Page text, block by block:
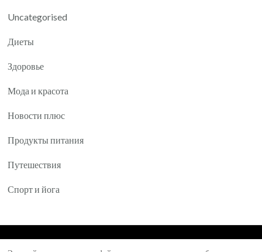
Uncategorised
Диеты
Здоровье
Мода и красота
Новости плюс
Продукты питания
Путешествия
Спорт и йога